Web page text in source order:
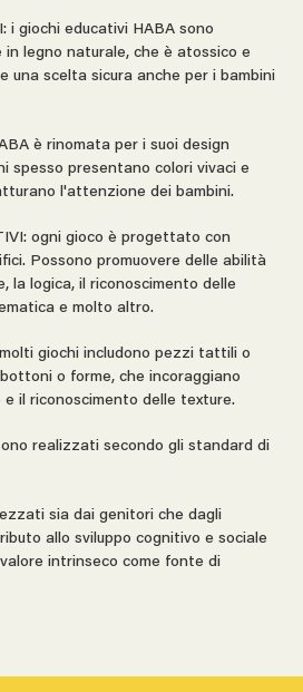
i giochi educativi HABA sono
legno naturale, che è atossico e
una scelta sicura anche per i bambini
è rinomata per i suoi design
spesso presentano colori vivaci e
l'attenzione dei bambini.
ogni gioco è progettato con
Possono promuovere delle abilità
la logica, il riconoscimento delle
e molto altro.
giochi includono pezzi tattili o
o forme, che incoraggiano
il riconoscimento delle texture.
realizzati secondo gli standard di
sia dai genitori che dagli
allo sviluppo cognitivo e sociale
intrinseco come fonte di